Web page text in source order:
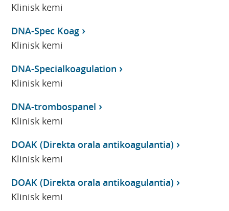
Klinisk kemi
DNA-Spec Koag
Klinisk kemi
DNA-Specialkoagulation
Klinisk kemi
DNA-trombospanel
Klinisk kemi
DOAK (Direkta orala antikoagulantia)
Klinisk kemi
DOAK (Direkta orala antikoagulantia)
Klinisk kemi